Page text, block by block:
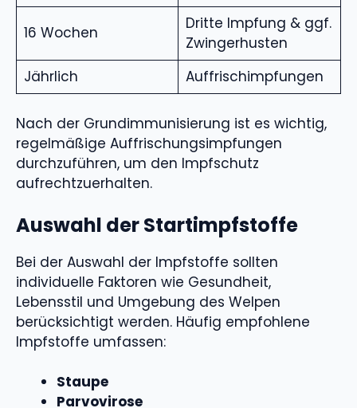
16 Wochen
Dritte Impfung & ggf.
Zwingerhusten
Jährlich
Auffrischimpfungen
Nach der Grundimmunisierung ist es wichtig,
regelmäßige Auffrischungsimpfungen
durchzuführen, um den Impfschutz
aufrechtzuerhalten.
Auswahl der Startimpfstoffe
Bei der Auswahl der Impfstoffe sollten
individuelle Faktoren wie Gesundheit,
Lebensstil und Umgebung des Welpen
berücksichtigt werden. Häufig empfohlene
Impfstoffe umfassen:
Staupe
Parvovirose